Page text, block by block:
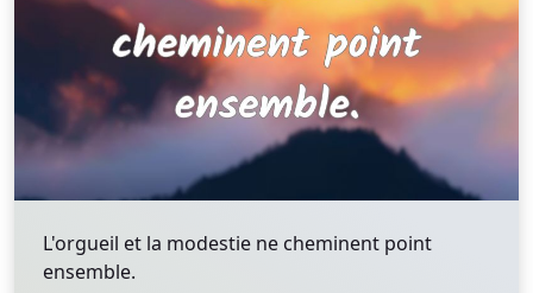
L'orgueil et la modestie ne cheminent point
ensemble.